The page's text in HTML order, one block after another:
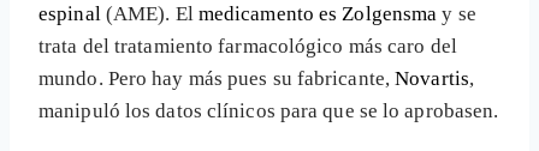
espinal(AME). El medicamento es Zolgensma y se
trata del tratamiento farmacológico más caro del
mundo. Pero hay más pues su fabricante,Novartis,
manipuló los datos clínicos para que se lo aprobasen.